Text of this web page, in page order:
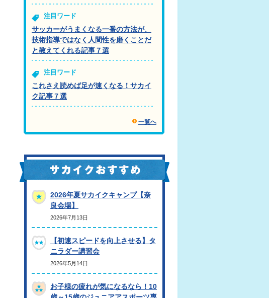
注目ワード
サッカーがうまくなる一番の方法が、
技術指導ではなく人間性を磨くことだ
と教えてくれる記事７選
注目ワード
これさえ読めば足が速くなる！サカイ
ク記事７選
一覧へ
2026年夏サカイクキャンプ【奈
良会場】
2026年7月13日
【初速スピードを向上させる】タ
ニラダー講習会
2026年5月14日
お子様の疲れが気になるなら！10